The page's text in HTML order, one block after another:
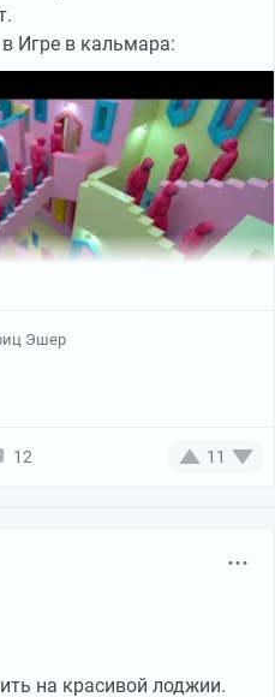
— "Криминальное
Игре в кальмара:
состава, но сразу
Эшер
12 11
на красивой лоджии.